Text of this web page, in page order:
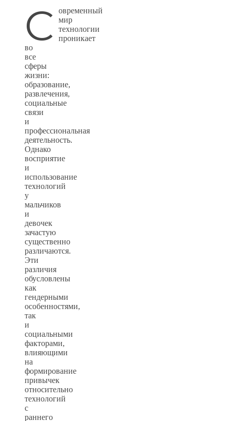
С
овременный
мир
технологии
проникает
во
все
сферы
жизни:
образование,
развлечения,
социальные
связи
и
профессиональная
деятельность.
Однако
восприятие
и
использование
технологий
у
мальчиков
и
девочек
зачастую
существенно
различаются.
Эти
различия
обусловлены
как
гендерными
особенностями,
так
и
социальными
факторами,
влияющими
на
формирование
привычек
относительно
технологий
с
раннего